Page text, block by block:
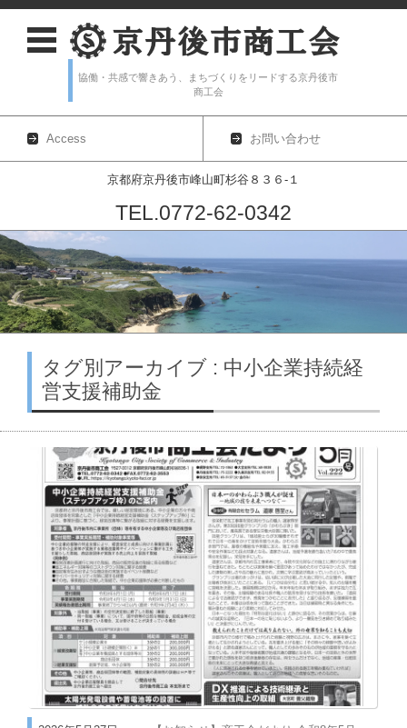
協働・共感で響きあう、まちづくりをリードする京丹後市
商工会
Access お問い合わせ
京都府京丹後市峰山町杉谷８３６-１
TEL.0772-62-0342
コンテンツに移動
タグ別アーカイブ : 中小企業持続経
営支援補助金